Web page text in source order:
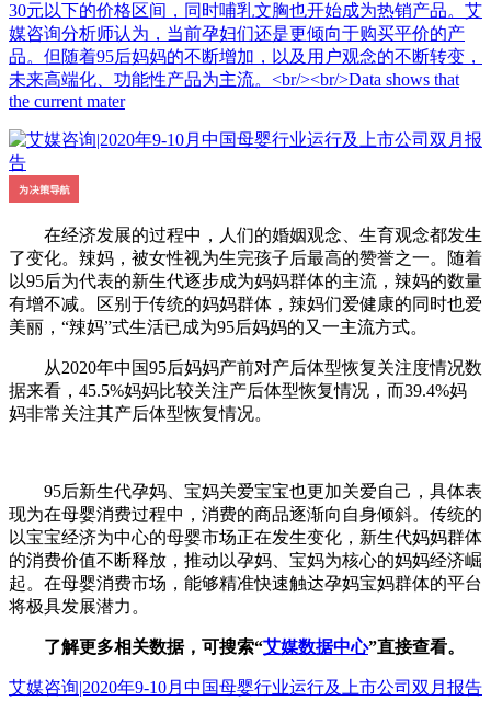
30元以下的价格区间，同时哺乳文胸也开始成为热销产品。艾
媒咨询分析师认为，当前孕妇们还是更倾向于购买平价的产
品。但随着95后妈妈的不断增加，以及用户观念的不断转变，
未来高端化、功能性产品为主流。<br/><br/>Data shows that
the current mater
在经济发展的过程中，人们的婚姻观念、生育观念都发生
了变化。辣妈，被女性视为生完孩子后最高的赞誉之一。随着
以95后为代表的新生代逐步成为妈妈群体的主流，辣妈的数量
有增不减。区别于传统的妈妈群体，辣妈们爱健康的同时也爱
美丽，“辣妈”式生活已成为95后妈妈的又一主流方式。
从2020年中国95后妈妈产前对产后体型恢复关注度情况数
据来看，45.5%妈妈比较关注产后体型恢复情况，而39.4%妈
妈非常关注其产后体型恢复情况。
95后新生代孕妈、宝妈关爱宝宝也更加关爱自己，具体表
现为在母婴消费过程中，消费的商品逐渐向自身倾斜。传统的
以宝宝经济为中心的母婴市场正在发生变化，新生代妈妈群体
的消费价值不断释放，推动以孕妈、宝妈为核心的妈妈经济崛
起。在母婴消费市场，能够精准快速触达孕妈宝妈群体的平台
将极具发展潜力。
了解更多相关数据，可搜索“艾媒数据中心”直接查看。
艾媒咨询|2020年9-10月中国母婴行业运行及上市公司双月报告